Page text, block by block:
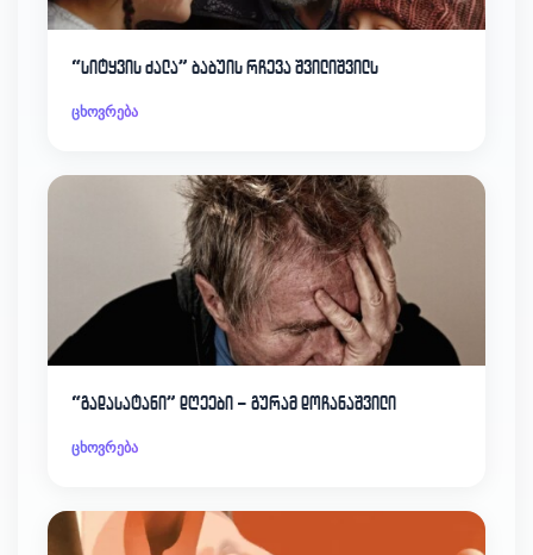
“სიტყვის ძალა” ბაბუის რჩევა შვილიშვილს
ცხოვრება
“გადასატანი” დღეები – გურამ დოჩანაშვილი
ცხოვრება